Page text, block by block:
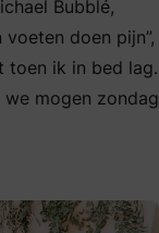
Bubblé,
voeten doen pijn”,
toen ik in bed lag.
mogen zondag